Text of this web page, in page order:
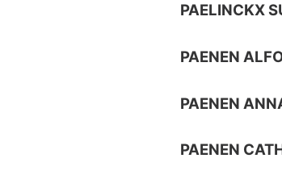
PAELINCKX
PAENEN
PAENEN
PAENEN